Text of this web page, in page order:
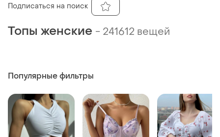
Топы женские - 241612 вещей
Популярные фильтры
Подписаться на поиск